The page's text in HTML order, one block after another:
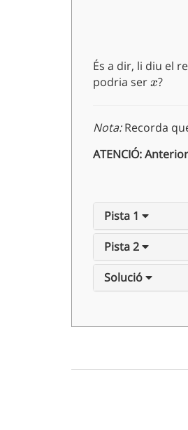
És a dir, li diu el
podria serx
x?
Nota:Recorda
ATENCIÓ:
Pista 1
Pista 2
Solució